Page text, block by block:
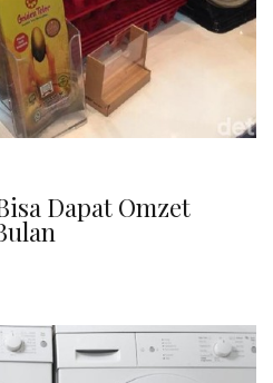
Dapat Omzet